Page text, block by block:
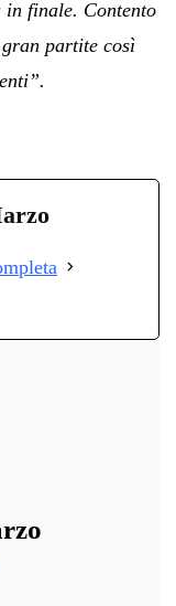
in finale. Contento
partite così